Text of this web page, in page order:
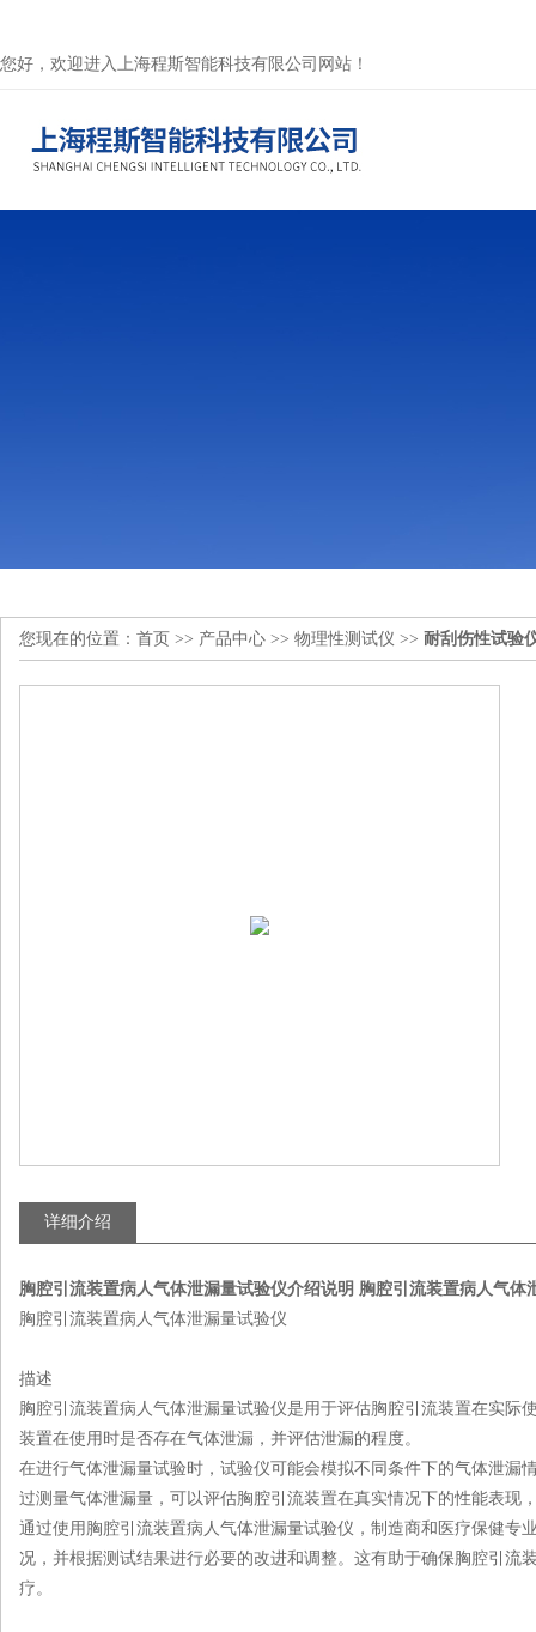
您好，欢迎进入上海程斯智能科技有限公司网站！
您现在的位置： 首页 >> 产品中心 >> 物理性测试仪 >> 耐刮伤性试验
详细介绍
胸腔引流装置病人气体泄漏量试验仪介绍说明 胸腔引流装置病人气体
胸腔引流装置病人气体泄漏量试验仪
描述
胸腔引流装置病人气体泄漏量试验仪是用于评估胸腔引流装置在实
装置在使用时是否存在气体泄漏，并评估泄漏的程度。
在进行气体泄漏量试验时，试验仪可能会模拟不同条件下的气体泄
过测量气体泄漏量，可以评估胸腔引流装置在真实情况下的性能表现
通过使用胸腔引流装置病人气体泄漏量试验仪，制造商和医疗保健
况，并根据测试结果进行必要的改进和调整。这有助于确保胸腔引
疗。